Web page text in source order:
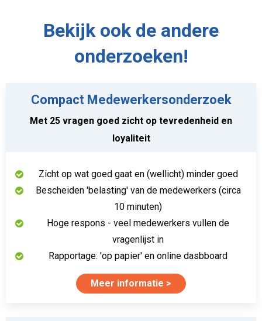
Bekijk ook de andere
onderzoeken!
Compact Medewerkersonderzoek
Met 25 vragen goed zicht op tevredenheid en
loyaliteit
Zicht op wat goed gaat en (wellicht) minder goed
Bescheiden 'belasting' van de medewerkers (circa
10 minuten)
Hoge respons - veel medewerkers vullen de
vragenlijst in
Rapportage: 'op papier' en online dasbboard
Meer informatie